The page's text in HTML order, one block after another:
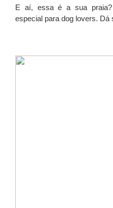
E aí, essa é a sua
especial para dog lovers. Dá